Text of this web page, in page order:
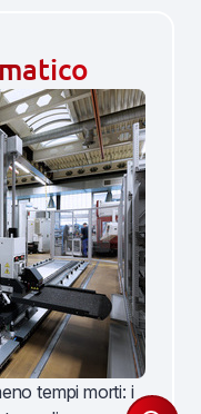
tempi morti: i